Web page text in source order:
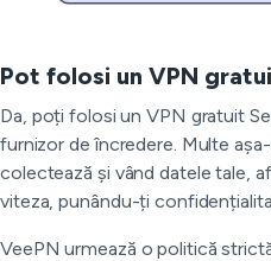
Pot folosi un VPN
Da, poți folosi un VPN gratuit
furnizor de încredere. Multe
colectează și vând datele tale,
viteza, punându-ți
VeePN urmează o politică